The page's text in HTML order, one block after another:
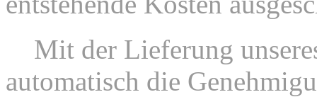
Mit der Lieferung
automatisch die